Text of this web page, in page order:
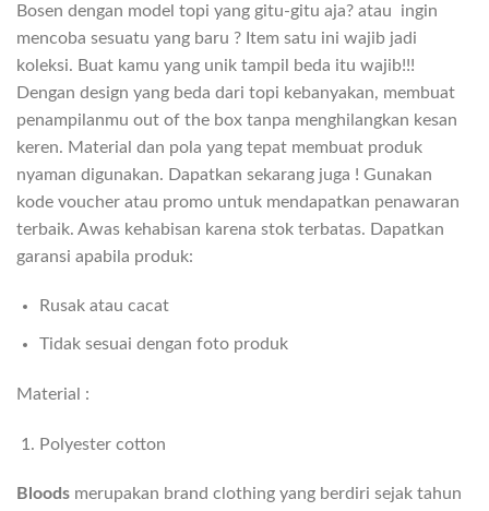
Bosen dengan model topi yang gitu-gitu aja? atau ingin
mencoba sesuatu yang baru ? Item satu ini wajib jadi
koleksi. Buat kamu yang unik tampil beda itu wajib!!!
Dengan design yang beda dari topi kebanyakan, membuat
penampilanmu out of the box tanpa menghilangkan kesan
keren. Material dan pola yang tepat membuat produk
nyaman digunakan. Dapatkan sekarang juga ! Gunakan
kode voucher atau promo untuk mendapatkan penawaran
terbaik. Awas kehabisan karena stok terbatas. Dapatkan
garansi apabila produk:
Rusak atau cacat
Tidak sesuai dengan foto produk
Material :
Polyester cotton
Bloods merupakan brand clothing yang berdiri sejak tahun